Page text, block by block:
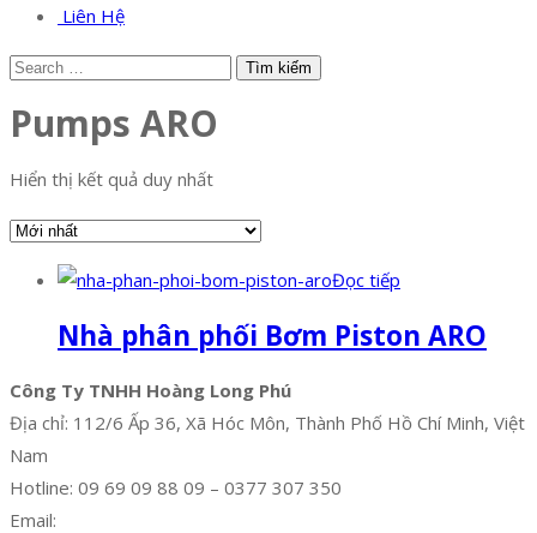
Liên Hệ
Pumps ARO
Hiển thị kết quả duy nhất
Đọc tiếp
Nhà phân phối Bơm Piston ARO
Công Ty TNHH Hoàng Long Phú
Địa chỉ: 112/6 Ấp 36, Xã Hóc Môn, Thành Phố Hồ Chí Minh, Việt
Nam
Hotline: 09 69 09 88 09 – 0377 307 350
Email: